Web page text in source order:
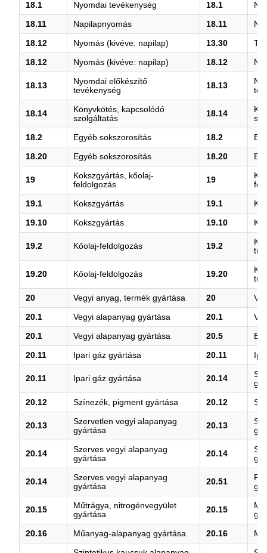
18.1 Nyomdai tevékenység 18.1
18.11 Napilapnyomás 18.11
18.12 Nyomás (kivéve: napilap) 13.30
18.12 Nyomás (kivéve: napilap) 18.12
18.13
Nyomdai előkészítő
tevékenység
18.13
18.14
Könyvkötés, kapcsolódó
szolgáltatás
18.14
18.2 Egyéb sokszorosítás 18.2
18.20 Egyéb sokszorosítás 18.20
19
Kokszgyártás, kőolaj-
feldolgozás
19
19.1 Kokszgyártás 19.1
19.10 Kokszgyártás 19.10
19.2 Kőolaj-feldolgozás 19.2
19.20 Kőolaj-feldolgozás 19.20
20 Vegyi anyag, termék gyártása 20
20.1 Vegyi alapanyag gyártása 20.1
20.1 Vegyi alapanyag gyártása 20.5
20.11 Ipari gáz gyártása 20.11
20.11 Ipari gáz gyártása 20.14
20.12 Színezék, pigment gyártása 20.12
20.13
Szervetlen vegyi alapanyag
gyártása
20.13
20.14
Szerves vegyi alapanyag
gyártása
20.14
20.14
Szerves vegyi alapanyag
gyártása
20.51
20.15
Műtrágya, nitrogénvegyület
gyártása
20.15
20.16 Műanyag-alapanyag gyártása 20.16